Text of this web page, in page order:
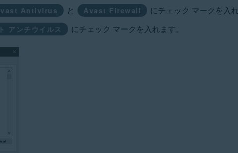
Antivirus と Avast Firewall
にチェック マークを入れ
アンチウイルス にチェック マークを入れます。